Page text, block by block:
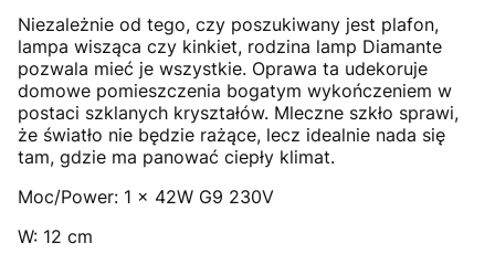
Niezależnie od tego, czy poszukiwany jest plafon,
lampa wisząca czy kinkiet, rodzina lamp Diamante
pozwala mieć je wszystkie. Oprawa ta udekoruje
domowe pomieszczenia bogatym wykończeniem w
postaci szklanych kryształów. Mleczne szkło sprawi,
że światło nie będzie rażące, lecz idealnie nada się
tam, gdzie ma panować ciepły klimat.
Moc/Power: 1 x 42W G9 230V
W: 12 cm